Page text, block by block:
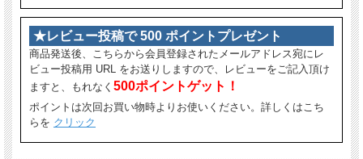
★レビュー投稿で 500 ポイントプレゼント
商品発送後、こちらから会員登録されたメールアドレス宛にレ
ビュー投稿用 URL をお送りしますので、レビューをご記入頂け
ますと、もれなく 500ポイントゲット！
ポイントは次回お買い物時よりお使いください。詳しくはこち
らを クリック